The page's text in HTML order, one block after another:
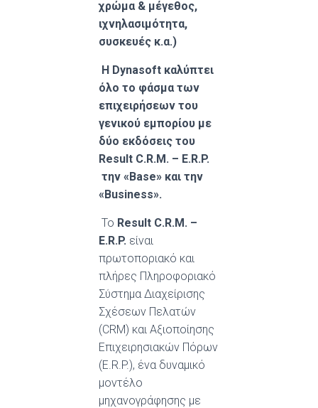
χρώμα & μέγεθος,
ιχνηλασιμότητα,
συσκευές κ.α.)
Η Dynasoft καλύπτει
όλο το φάσμα των
επιχειρήσεων του
γενικού εμπορίου με
δύο εκδόσεις του
Result C.R.M. – E.R.P.
την «Base» και την
«Business».
Το Result C.R.M. –
E.R.P. είναι
πρωτοποριακό και
πλήρες Πληροφοριακό
Σύστημα Διαχείρισης
Σχέσεων Πελατών
(CRM) και Αξιοποίησης
Επιχειρησιακών Πόρων
(E.R.P.), ένα δυναμικό
μοντέλο
μηχανογράφησης με